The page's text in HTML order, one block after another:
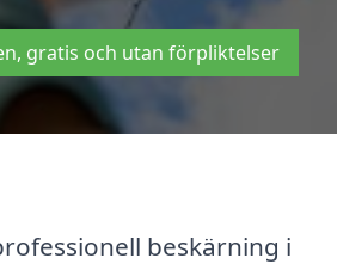
gratis och utan förpliktelser
beskärning i